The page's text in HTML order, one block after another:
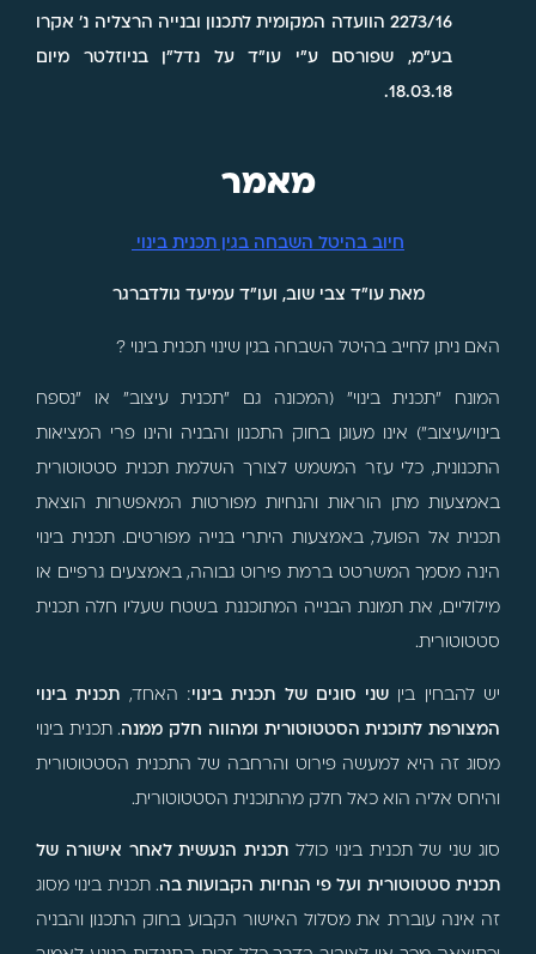
2273/16 הוועדה המקומית לתכנון ובנייה הרצליה נ' אקרו
בע"מ, שפורסם ע"י עו"ד על נדל"ן בניוזלטר מיום
18.03.18.
מאמר
חיוב בהיטל השבחה בגין תכנית בינוי
מאת עו"ד צבי שוב, ועו"ד עמיעד גולדברגר
האם ניתן לחייב בהיטל השבחה בגין שינוי תכנית בינוי ?
המונח "תכנית בינוי" (המכונה גם "תכנית עיצוב" או "נספח
בינוי/עיצוב") אינו מעוגן בחוק התכנון והבניה והינו פרי המציאות
התכנונית, כלי עזר המשמש לצורך השלמת תכנית סטטוטורית
באמצעות מתן הוראות והנחיות מפורטות המאפשרות הוצאת
תכנית אל הפועל, באמצעות היתרי בנייה מפורטים. תכנית בינוי
הינה מסמך המשרטט ברמת פירוט גבוהה, באמצעים גרפיים או
מילוליים, את תמונת הבנייה המתוכננת בשטח שעליו חלה תכנית
סטטוטורית.
יש להבחין בין שני סוגים של תכנית בינוי: האחד, תכנית בינוי
המצורפת לתוכנית הסטטוטורית ומהווה חלק ממנה. תכנית בינוי
מסוג זה היא למעשה פירוט והרחבה של התכנית הסטטוטורית
והיחס אליה הוא כאל חלק מהתוכנית הסטטוטורית.
סוג שני של תכנית בינוי כולל תכנית הנעשית לאחר אישורה של
תכנית סטטוטורית ועל פי הנחיות הקבועות בה. תכנית בינוי מסוג
זה אינה עוברת את מסלול האישור הקבוע בחוק התכנון והבניה